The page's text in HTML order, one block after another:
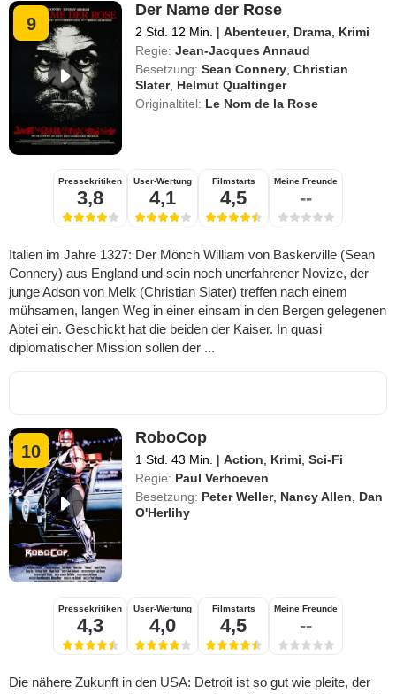
9
Der Name der Rose
2 Std. 12 Min. | Abenteuer, Drama, Krimi
Regie: Jean-Jacques Annaud
Besetzung: Sean Connery,Christian
Slater, Helmut Qualtinger
Originaltitel: Le Nom de la Rose
Pressekritiken
3,8
User-Wertung
4,1
Filmstarts
4,5
Meine Freunde
--
Italien im Jahre 1327: Der Mönch William von Baskerville (Sean
Connery) aus England und sein noch unerfahrener Novize, der
junge Adson von Melk (Christian Slater) treffen nach einem
mühsamen, langen Weg in einer einsam in den Bergen gelegenen
Abtei ein. Geschickt hat die beiden der Kaiser. In quasi
diplomatischer Mission sollen der ...
10
RoboCop
1 Std. 43 Min. | Action, Krimi,Sci-Fi
Regie: Paul Verhoeven
Besetzung: Peter Weller, Nancy Allen, Dan
O'Herlihy
Pressekritiken
4,3
User-Wertung
4,0
Filmstarts
4,5
Meine Freunde
--
Die nähere Zukunft in den USA: Detroit ist so gut wie pleite, der